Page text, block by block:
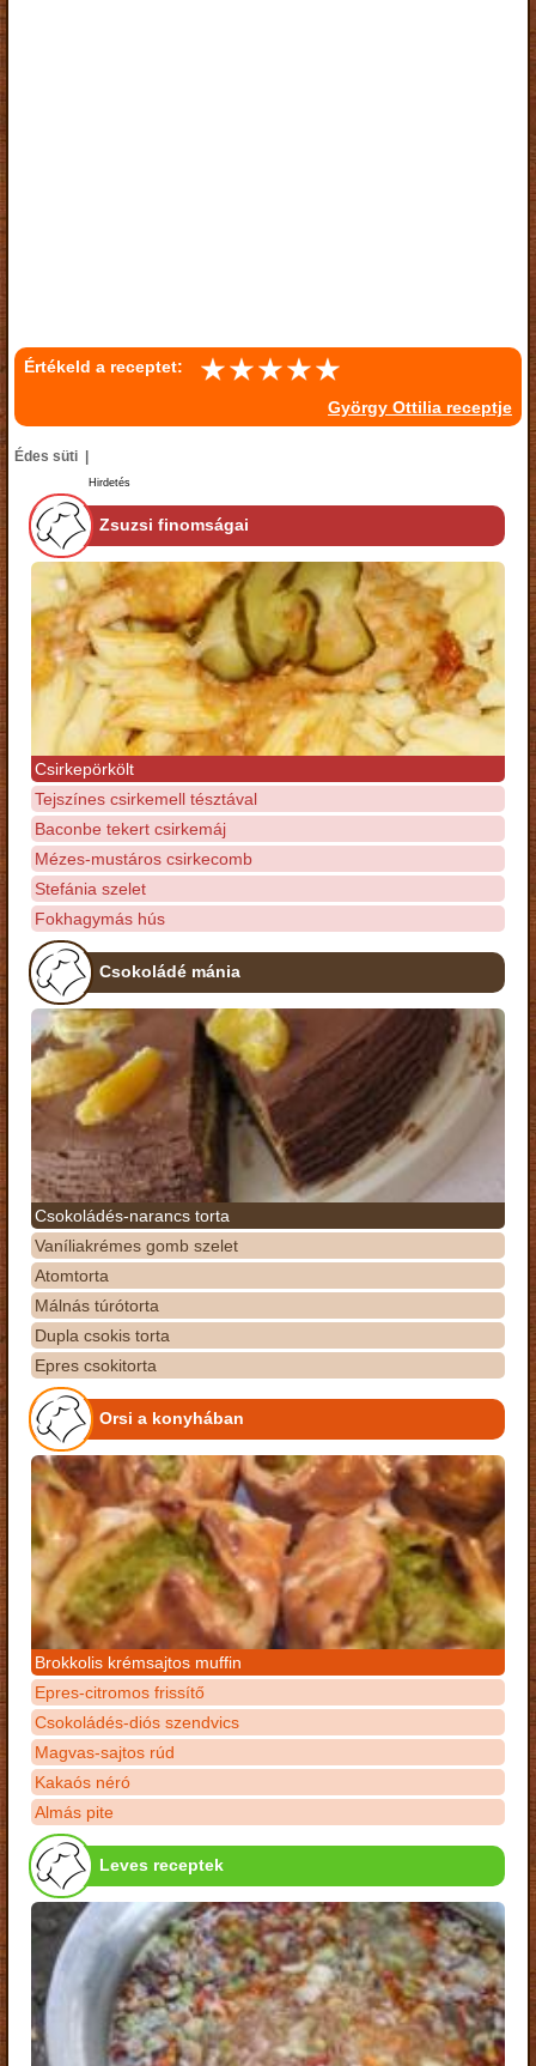
Értékeld a receptet:
György Ottilia receptje
Édes süti |
Hirdetés
Zsuzsi finomságai
Csirkepörkölt
Tejszínes csirkemell tésztával
Baconbe tekert csirkemáj
Mézes-mustáros csirkecomb
Stefánia szelet
Fokhagymás hús
Csokoládé mánia
Csokoládés-narancs torta
Vaníliakrémes gomb szelet
Atomtorta
Málnás túrótorta
Dupla csokis torta
Epres csokitorta
Orsi a konyhában
Brokkolis krémsajtos muffin
Epres-citromos frissítő
Csokoládés-diós szendvics
Magvas-sajtos rúd
Kakaós néró
Almás pite
Leves receptek